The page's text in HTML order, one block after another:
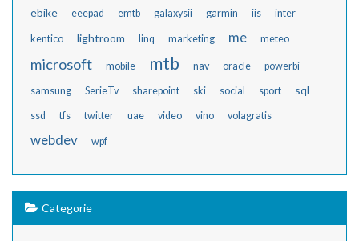
ebike eeepad emtb galaxysii garmin iis inter
kentico lightroom linq marketing me meteo
microsoft mobile mtb nav oracle powerbi
samsung SerieTv sharepoint ski social sport sql
ssd tfs twitter uae video vino volagratis
webdev wpf
Categorie